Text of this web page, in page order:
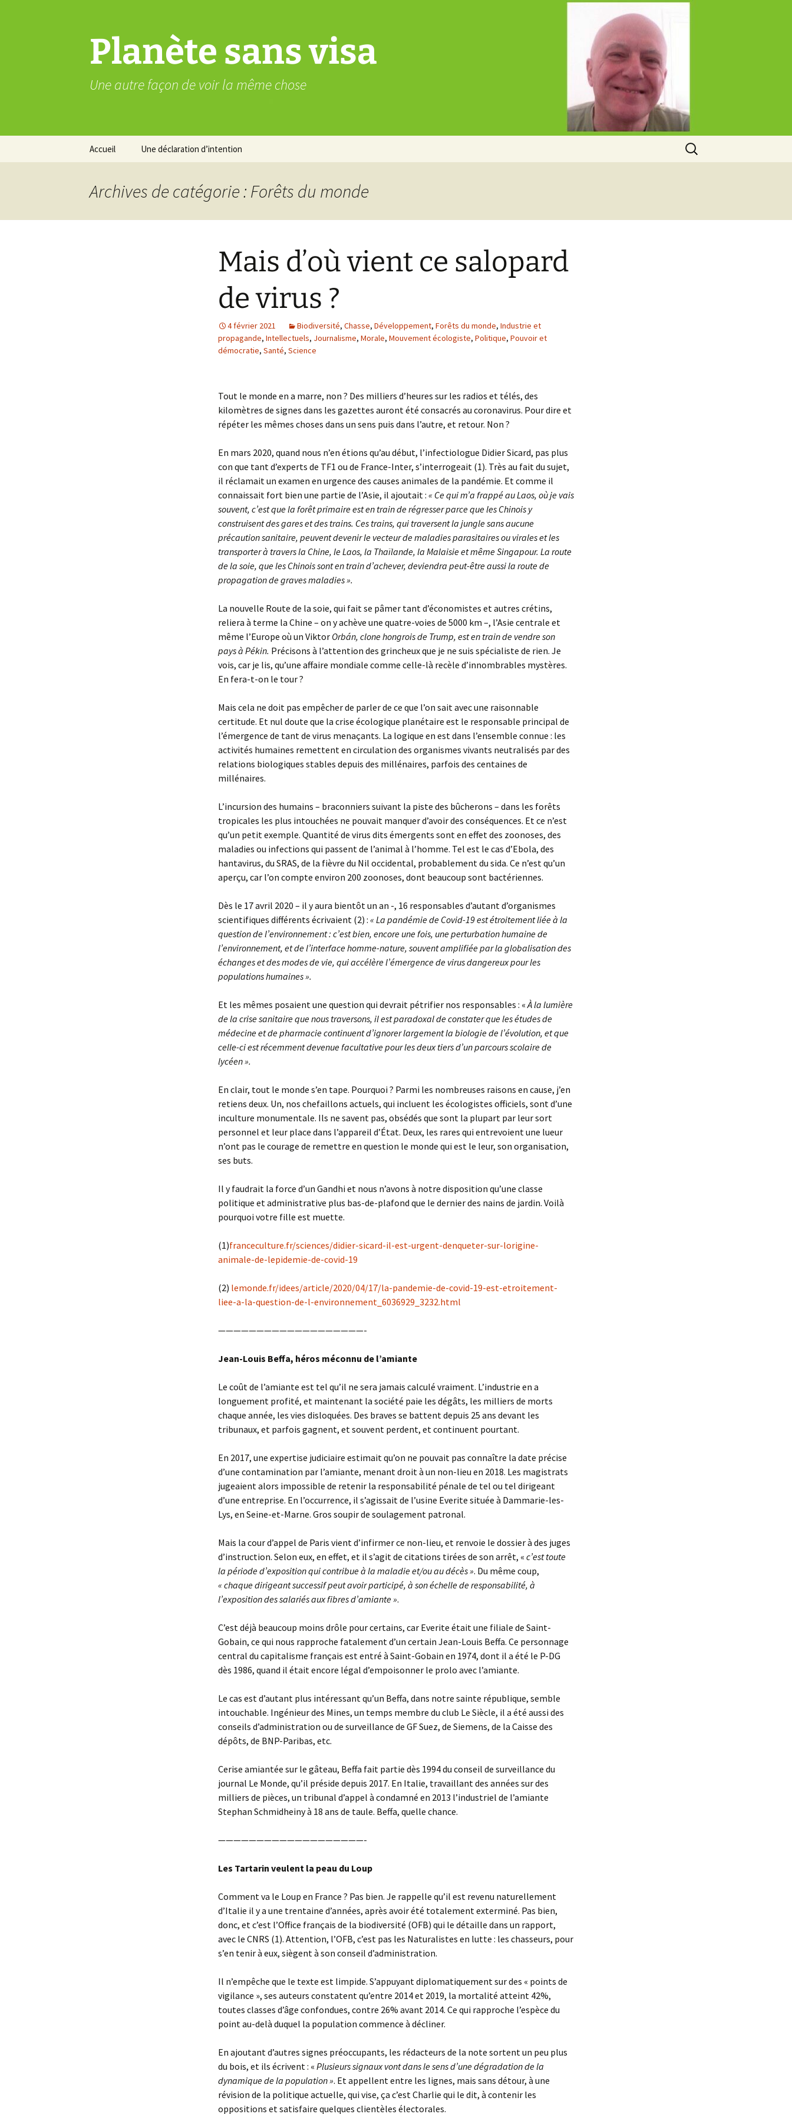
Planète sans visa
Une autre façon de voir la même chose
Accueil Une déclaration d’intention
Rechercher :
Archives de catégorie : Forêts du monde
Mais d’où vient ce salopard
de virus ?
4 février 2021 Biodiversité, Chasse, Développement, Forêts du monde, Industrie et
propagande, Intellectuels, Journalisme, Morale, Mouvement écologiste, Politique, Pouvoir et
démocratie, Santé, Science
Tout le monde en a marre, non ? Des milliers d’heures sur les radios et télés, des
kilomètres de signes dans les gazettes auront été consacrés au coronavirus. Pour dire et
répéter les mêmes choses dans un sens puis dans l’autre, et retour. Non ?
En mars 2020, quand nous n’en étions qu’au début, l’infectiologue Didier Sicard, pas plus
con que tant d’experts de TF1 ou de France-Inter, s’interrogeait (1). Très au fait du sujet,
il réclamait un examen en urgence des causes animales de la pandémie. Et comme il
connaissait fort bien une partie de l’Asie, il ajoutait : « Ce qui m’a frappé au Laos, où je vais
souvent, c’est que la forêt primaire est en train de régresser parce que les Chinois y
construisent des gares et des trains. Ces trains, qui traversent la jungle sans aucune
précaution sanitaire, peuvent devenir le vecteur de maladies parasitaires ou virales et les
transporter à travers la Chine, le Laos, la Thaïlande, la Malaisie et même Singapour. La route
de la soie, que les Chinois sont en train d’achever, deviendra peut-être aussi la route de
propagation de graves maladies ».
La nouvelle Route de la soie, qui fait se pâmer tant d’économistes et autres crétins,
reliera à terme la Chine – on y achève une quatre-voies de 5000 km –, l’Asie centrale et
même l’Europe où un Viktor Orbán, clone hongrois de Trump, est en train de vendre son
pays à Pékin. Précisons à l’attention des grincheux que je ne suis spécialiste de rien. Je
vois, car je lis, qu’une affaire mondiale comme celle-là recèle d’innombrables mystères.
En fera-t-on le tour ?
Mais cela ne doit pas empêcher de parler de ce que l’on sait avec une raisonnable
certitude. Et nul doute que la crise écologique planétaire est le responsable principal de
l’émergence de tant de virus menaçants. La logique en est dans l’ensemble connue : les
activités humaines remettent en circulation des organismes vivants neutralisés par des
relations biologiques stables depuis des millénaires, parfois des centaines de
millénaires.
L’incursion des humains – braconniers suivant la piste des bûcherons – dans les forêts
tropicales les plus intouchées ne pouvait manquer d’avoir des conséquences. Et ce n’est
qu’un petit exemple. Quantité de virus dits émergents sont en effet des zoonoses, des
maladies ou infections qui passent de l’animal à l’homme. Tel est le cas d’Ebola, des
hantavirus, du SRAS, de la fièvre du Nil occidental, probablement du sida. Ce n’est qu’un
aperçu, car l’on compte environ 200 zoonoses, dont beaucoup sont bactériennes.
Dès le 17 avril 2020 – il y aura bientôt un an -, 16 responsables d’autant d’organismes
scientifiques différents écrivaient (2) : « La pandémie de Covid-19 est étroitement liée à la
question de l’environnement : c’est bien, encore une fois, une perturbation humaine de
l’environnement, et de l’interface homme-nature, souvent amplifiée par la globalisation des
échanges et des modes de vie, qui accélère l’émergence de virus dangereux pour les
populations humaines ».
Et les mêmes posaient une question qui devrait pétrifier nos responsables : «À la lumière
de la crise sanitaire que nous traversons, il est paradoxal de constater que les études de
médecine et de pharmacie continuent d’ignorer largement la biologie de l’évolution, et que
celle-ci est récemment devenue facultative pour les deux tiers d’un parcours scolaire de
lycéen ».
En clair, tout le monde s’en tape. Pourquoi ? Parmi les nombreuses raisons en cause, j’en
retiens deux. Un, nos chefaillons actuels, qui incluent les écologistes officiels, sont d’une
inculture monumentale. Ils ne savent pas, obsédés que sont la plupart par leur sort
personnel et leur place dans l’appareil d’État. Deux, les rares qui entrevoient une lueur
n’ont pas le courage de remettre en question le monde qui est le leur, son organisation,
ses buts.
Il y faudrait la force d’un Gandhi et nous n’avons à notre disposition qu’une classe
politique et administrative plus bas-de-plafond que le dernier des nains de jardin. Voilà
pourquoi votre fille est muette.
(1)franceculture.fr/sciences/didier-sicard-il-est-urgent-denqueter-sur-lorigine-
animale-de-lepidemie-de-covid-19
(2) lemonde.fr/idees/article/2020/04/17/la-pandemie-de-covid-19-est-etroitement-
liee-a-la-question-de-l-environnement_6036929_3232.html
———————————————————-
Jean-Louis Beffa, héros méconnu de l’amiante
Le coût de l’amiante est tel qu’il ne sera jamais calculé vraiment. L’industrie en a
longuement profité, et maintenant la société paie les dégâts, les milliers de morts
chaque année, les vies disloquées. Des braves se battent depuis 25 ans devant les
tribunaux, et parfois gagnent, et souvent perdent, et continuent pourtant.
En 2017, une expertise judiciaire estimait qu’on ne pouvait pas connaître la date précise
d’une contamination par l’amiante, menant droit à un non-lieu en 2018. Les magistrats
jugeaient alors impossible de retenir la responsabilité pénale de tel ou tel dirigeant
d’une entreprise. En l’occurrence, il s’agissait de l’usine Everite située à Dammarie-les-
Lys, en Seine-et-Marne. Gros soupir de soulagement patronal.
Mais la cour d’appel de Paris vient d’infirmer ce non-lieu, et renvoie le dossier à des juges
d’instruction. Selon eux, en effet, et il s’agit de citations tirées de son arrêt, « c’est toute
la période d’exposition qui contribue à la maladie et/ou au décès ». Du même coup,
« chaque dirigeant successif peut avoir participé, à son échelle de responsabilité, à
l’exposition des salariés aux fibres d’amiante ».
C’est déjà beaucoup moins drôle pour certains, car Everite était une filiale de Saint-
Gobain, ce qui nous rapproche fatalement d’un certain Jean-Louis Beffa. Ce personnage
central du capitalisme français est entré à Saint-Gobain en 1974, dont il a été le P-DG
dès 1986, quand il était encore légal d’empoisonner le prolo avec l’amiante.
Le cas est d’autant plus intéressant qu’un Beffa, dans notre sainte république, semble
intouchable. Ingénieur des Mines, un temps membre du club Le Siècle, il a été aussi des
conseils d’administration ou de surveillance de GF Suez, de Siemens, de la Caisse des
dépôts, de BNP-Paribas, etc.
Cerise amiantée sur le gâteau, Beffa fait partie dès 1994 du conseil de surveillance du
journal Le Monde, qu’il préside depuis 2017. En Italie, travaillant des années sur des
milliers de pièces, un tribunal d’appel à condamné en 2013 l’industriel de l’amiante
Stephan Schmidheiny à 18 ans de taule. Beffa, quelle chance.
———————————————————-
Les Tartarin veulent la peau du Loup
Comment va le Loup en France ? Pas bien. Je rappelle qu’il est revenu naturellement
d’Italie il y a une trentaine d’années, après avoir été totalement exterminé. Pas bien,
donc, et c’est l’Office français de la biodiversité (OFB) qui le détaille dans un rapport,
avec le CNRS (1). Attention, l’OFB, c’est pas les Naturalistes en lutte : les chasseurs, pour
s’en tenir à eux, siègent à son conseil d’administration.
Il n’empêche que le texte est limpide. S’appuyant diplomatiquement sur des « points de
vigilance », ses auteurs constatent qu’entre 2014 et 2019, la mortalité atteint 42%,
toutes classes d’âge confondues, contre 26% avant 2014. Ce qui rapproche l’espèce du
point au-delà duquel la population commence à décliner.
En ajoutant d’autres signes préoccupants, les rédacteurs de la note sortent un peu plus
du bois, et ils écrivent : « Plusieurs signaux vont dans le sens d’une dégradation de la
dynamique de la population ». Et appellent entre les lignes, mais sans détour, à une
révision de la politique actuelle, qui vise, ça c’est Charlie qui le dit, à contenir les
oppositions et satisfaire quelques clientèles électorales.